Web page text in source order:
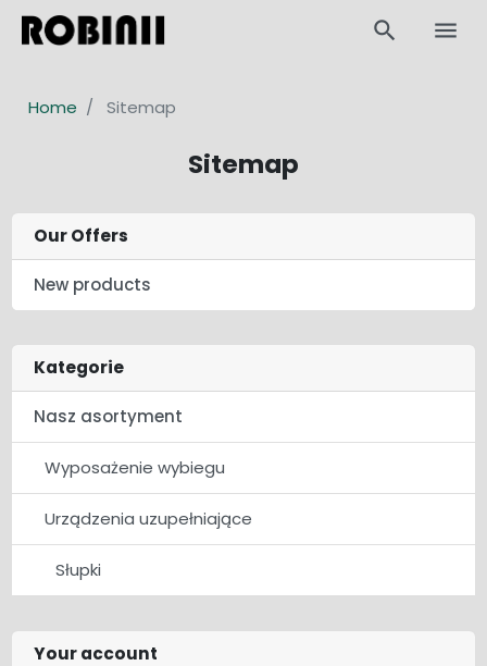
search menu
Home Sitemap
Sitemap
Our Offers
New products
Kategorie
Nasz asortyment
Wyposażenie wybiegu
Urządzenia uzupełniające
Słupki
Your account